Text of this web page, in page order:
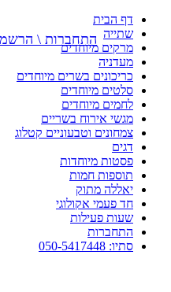
דף הבית
שתייה
מרקים מיוחדים
מעדניה
כריכונים בשרים מיוחדים
סלטים מיוחדים
לחמים מיוחדים
מגשי אירוח בשריים
צמחונים וטבעוניים קטלוג
דגים
פסטות מיוחדות
תוספות חמות
יאללה מתוק
חד פעמי אקולוגי
שעות פעילות
התחברות
סתיו: 050-5417448
התחברות \